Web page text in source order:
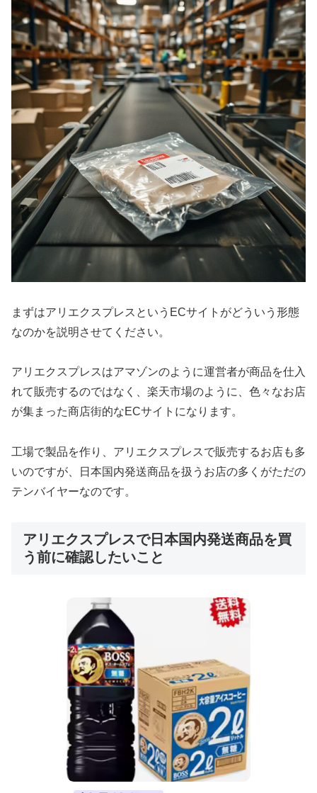
まずはアリエクスプレスというECサイトがどういう形態
なのかを説明させてください。
アリエクスプレスはアマゾンのように運営者が商品を仕入
れて販売するのではなく、楽天市場のように、色々なお店
が集まった商店街的なECサイトになります。
工場で製品を作り、アリエクスプレスで販売するお店も多
いのですが、日本国内発送商品を扱うお店の多くがただの
テンバイヤーなのです。
アリエクスプレスで日本国内発送商品を買
う前に確認したいこと